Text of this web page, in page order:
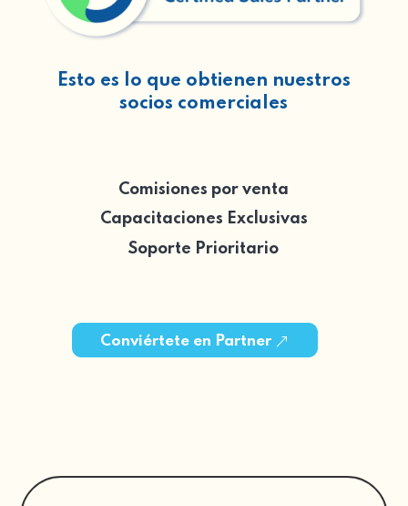
Esto es lo que obtienen nuestros
socios comerciales
Comisiones por venta
Capacitaciones Exclusivas
Soporte Prioritario
Conviértete en Partner